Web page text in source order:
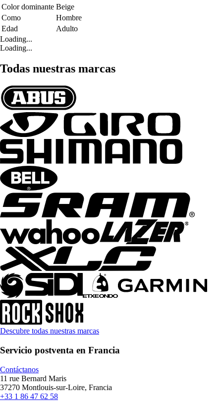
Color dominante Beige
Como
Hombre
Edad
Adulto
Loading...
Loading...
Todas nuestras marcas
Descubre todas nuestras marcas
Servicio postventa en Francia
Contáctanos
11 rue Bernard Maris
37270 Montlouis-sur-Loire, Francia
+33 1 86 47 62 58